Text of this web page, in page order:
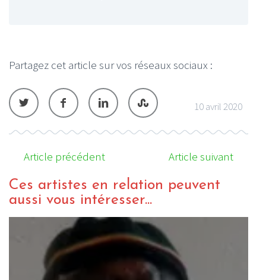
Partagez cet article sur vos réseaux sociaux :
10 avril 2020
Article précédent Article suivant
Ces artistes en relation peuvent
aussi vous intéresser...